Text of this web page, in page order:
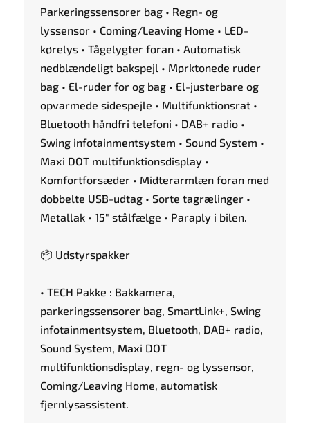
Parkeringssensorer bag • Regn- og
lyssensor • Coming/Leaving Home • LED-
kørelys • Tågelygter foran • Automatisk
nedblændeligt bakspejl • Mørktonede ruder
bag • El-ruder for og bag • El-justerbare og
opvarmede sidespejle • Multifunktionsrat •
Bluetooth håndfri telefoni • DAB+ radio •
Swing infotainmentsystem • Sound System •
Maxi DOT multifunktionsdisplay •
Komfortforsæder • Midterarmlæn foran med
dobbelte USB-udtag • Sorte tagrælinger •
Metallak • 15" stålfælge • Paraply i bilen.
📦 Udstyrspakker
• TECH Pakke : Bakkamera,
parkeringssensorer bag, SmartLink+, Swing
infotainmentsystem, Bluetooth, DAB+ radio,
Sound System, Maxi DOT
multifunktionsdisplay, regn- og lyssensor,
Coming/Leaving Home, automatisk
fjernlysassistent.